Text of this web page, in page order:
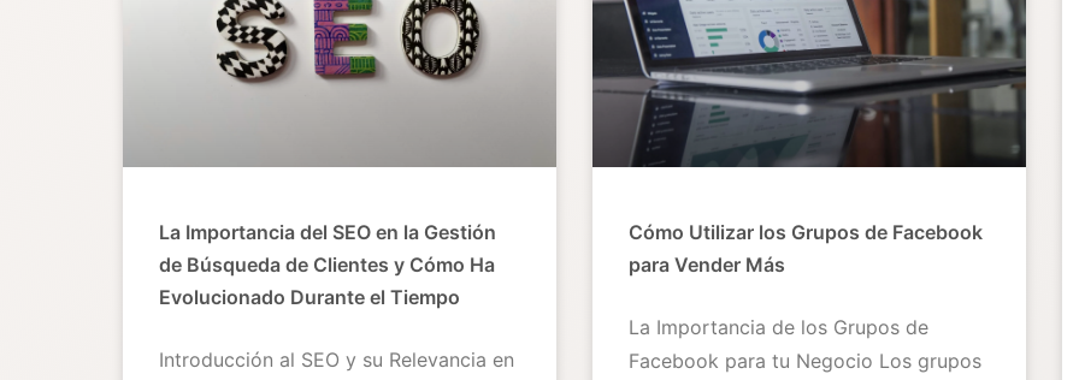
La Importancia del SEO en la Gestión
de Búsqueda de Clientes y Cómo Ha
Evolucionado Durante el Tiempo
Introducción al SEO y su Relevancia en
Cómo Utilizar los Grupos de Facebook
para Vender Más
La Importancia de los Grupos de
Facebook para tu Negocio Los grupos